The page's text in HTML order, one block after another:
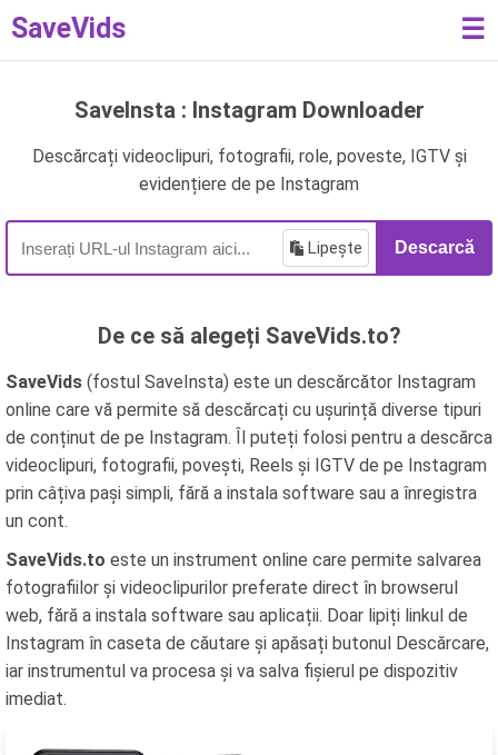
SaveVids ☰
SaveInsta : Instagram Downloader
Descărcați videoclipuri, fotografii, role, poveste, IGTV și
evidențiere de pe Instagram
Lipește Descarcă
De ce să alegeți SaveVids.to?
SaveVids (fostul SaveInsta) este un descărcător Instagram
online care vă permite să descărcați cu ușurință diverse tipuri
de conținut de pe Instagram. Îl puteți folosi pentru a descărca
videoclipuri, fotografii, povești, Reels și IGTV de pe Instagram
prin câțiva pași simpli, fără a instala software sau a înregistra
un cont.
SaveVids.to este un instrument online care permite salvarea
fotografiilor și videoclipurilor preferate direct în browserul
web, fără a instala software sau aplicații. Doar lipiți linkul de
Instagram în caseta de căutare și apăsați butonul Descărcare,
iar instrumentul va procesa și va salva fișierul pe dispozitiv
imediat.